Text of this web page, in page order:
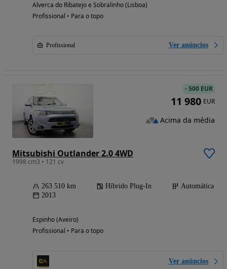
Alverca do Ribatejo e Sobralinho (Lisboa)
Profissional • Para o topo
Profissional Ver anúncios
Mitsubishi Outlander 2.0 4WD
1998 cm3 • 121 cv
263 510 km Híbrido Plug-In
Automática
2013
Espinho (Aveiro)
Profissional • Para o topo
Ver anúncios
-500 EUR
11 980 EUR
Acima da média